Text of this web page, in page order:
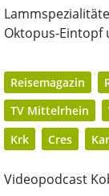
Oktopus-Eintopf
Reisemagazin
TV Mittelrhein
Krk
Cres
Videopodcast